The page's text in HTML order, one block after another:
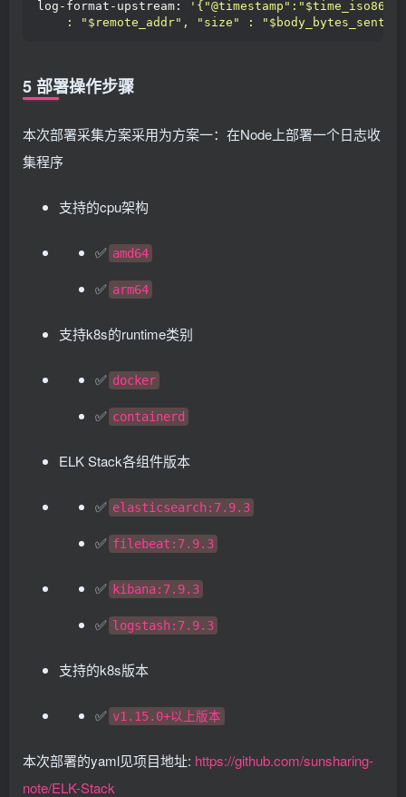
log-format-upstream:
: "$remote_addr", "size" : "$body_bytes_sent"
5 部署操作步骤
本次部署采集方案采用为方案一：在Node上部署一个日志收
集程序
支持的cpu架构
✅ amd64
✅ arm64
支持k8s的runtime类别
✅ docker
✅ containerd
ELK Stack各组件版本
✅ elasticsearch:7.9.3
✅ filebeat:7.9.3
✅ kibana:7.9.3
✅ logstash:7.9.3
支持的k8s版本
✅ v1.15.0+以上版本
本次部署的yaml见项目地址: https://github.com/sunsharing-
note/ELK-Stack